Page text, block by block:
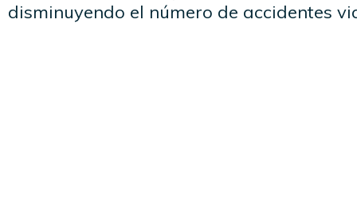
disminuyendo el número de accidentes